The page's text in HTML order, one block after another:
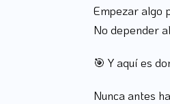
Empezar algo
No depender
🎯 Y aquí es
Nunca antes